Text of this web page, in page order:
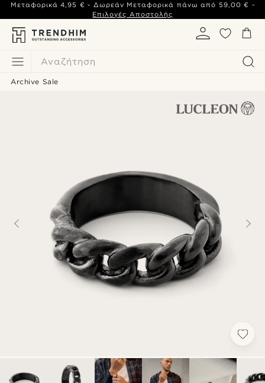
Αναζήτηση
Μεταφορικά 4,95 € - Δωρεάν Μεταφορικά πάνω από 59,00 € -
Επιλογές Αποστολής
Archive Sale